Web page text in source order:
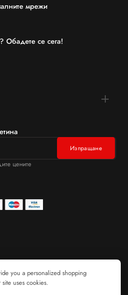
мрежи
Обадете се сега!
цените
you a personalized shopping
uses cookies.